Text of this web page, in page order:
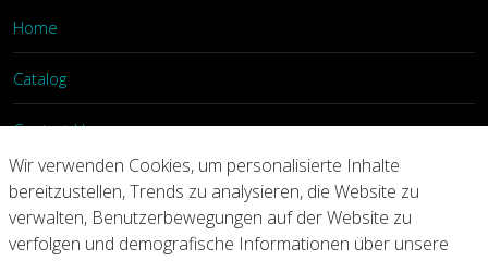
Home
Catalog
Contact Us
Login
Home Catalog Contact Us
Wir verwenden Cookies, um personalisierte Inhalte
bereitzustellen, Trends zu analysieren, die Website zu
verwalten, Benutzerbewegungen auf der Website zu
verfolgen und demografische Informationen über unsere